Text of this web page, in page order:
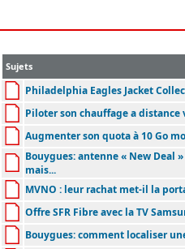
Sujets
Philadelphia Eagles Jacket
Piloter son chauffage a distance
Augmenter son quota à 10 Go
Bouygues: antenne « New Deal
mais...
MVNO : leur rachat met-il la
Offre SFR Fibre avec la TV
Bouygues: comment localiser